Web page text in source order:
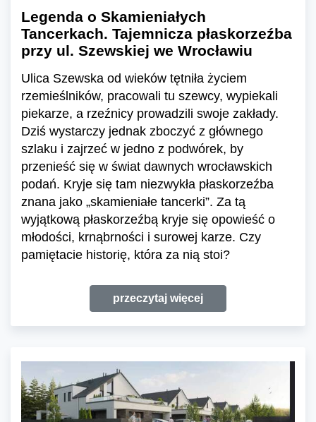
Legenda o Skamieniałych
Tancerkach. Tajemnicza płaskorzeźba
przy ul. Szewskiej we Wrocławiu
Ulica Szewska od wieków tętniła życiem
rzemieślników, pracowali tu szewcy, wypiekali
piekarze, a rzeźnicy prowadzili swoje zakłady.
Dziś wystarczy jednak zboczyć z głównego
szlaku i zajrzeć w jedno z podwórek, by
przenieść się w świat dawnych wrocławskich
podań. Kryje się tam niezwykła płaskorzeźba
znana jako „skamieniałe tancerki”. Za tą
wyjątkową płaskorzeźbą kryje się opowieść o
młodości, krnąbrności i surowej karze. Czy
pamiętacie historię, która za nią stoi?
przeczytaj więcej